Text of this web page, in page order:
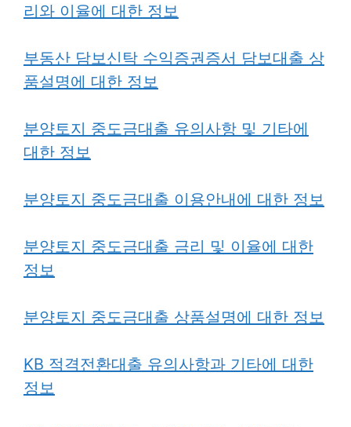
리와 이율에 대한 정보
부동산 담보신탁 수익증권증서 담보대출 상
품설명에 대한 정보
분양토지 중도금대출 유의사항 및 기타에
대한 정보
분양토지 중도금대출 이용안내에 대한 정보
분양토지 중도금대출 금리 및 이율에 대한
정보
분양토지 중도금대출 상품설명에 대한 정보
KB 적격전환대출 유의사항과 기타에 대한
정보